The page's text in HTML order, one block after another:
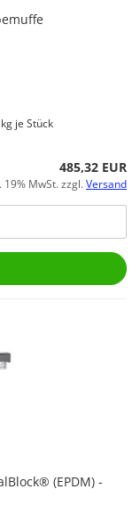
kg je Stück
485,32 EUR
19% MwSt. zzgl.Versand
(EPDM) -